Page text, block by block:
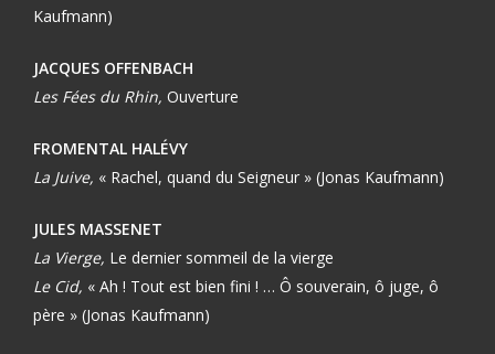
Kaufmann)
JACQUES OFFENBACH
Les Fées du Rhin, Ouverture
FROMENTAL HALÉVY
La Juive, « Rachel, quand du Seigneur » (Jonas Kaufmann)
JULES MASSENET
La Vierge, Le dernier sommeil de la vierge
Le Cid, « Ah ! Tout est bien fini ! … Ô souverain, ô juge, ô
père » (Jonas Kaufmann)